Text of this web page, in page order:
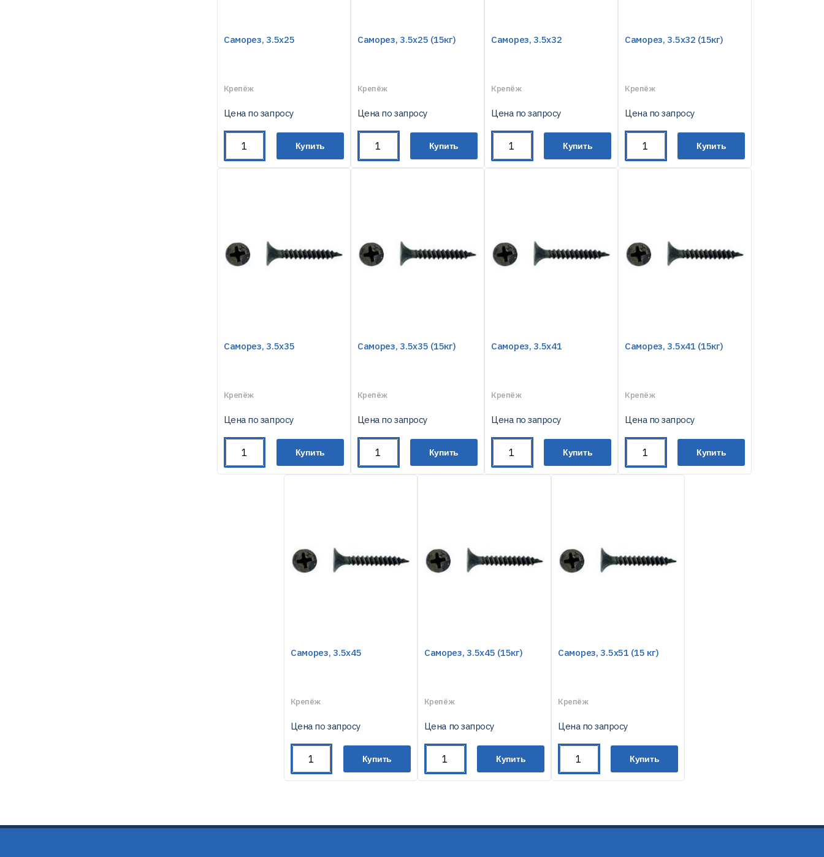
Саморез, 3.5х25
Крепёж
Цена по запросу
Купить
Саморез, 3.5х25 (15кг)
Крепёж
Цена по запросу
Купить
Саморез, 3.5х32
Крепёж
Цена по запросу
Купить
Саморез, 3.5х32 (15кг)
Крепёж
Цена по запросу
Купить
Саморез, 3.5х35
Крепёж
Цена по запросу
Купить
Саморез, 3.5х35 (15кг)
Крепёж
Цена по запросу
Купить
Саморез, 3.5х41
Крепёж
Цена по запросу
Купить
Саморез, 3.5х41 (15кг)
Крепёж
Цена по запросу
Купить
Саморез, 3.5х45
Крепёж
Цена по запросу
Купить
Саморез, 3.5х45 (15кг)
Крепёж
Цена по запросу
Купить
Саморез, 3.5х51 (15 кг)
Крепёж
Цена по запросу
Купить